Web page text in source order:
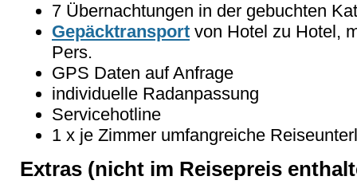
7 Übernachtungen in der gebuchten
Gepäcktransport von Hotel zu Hotel,
Pers.
GPS Daten auf Anfrage
individuelle Radanpassung
Servicehotline
1 x je Zimmer umfangreiche
Extras (nicht im Reisepreis